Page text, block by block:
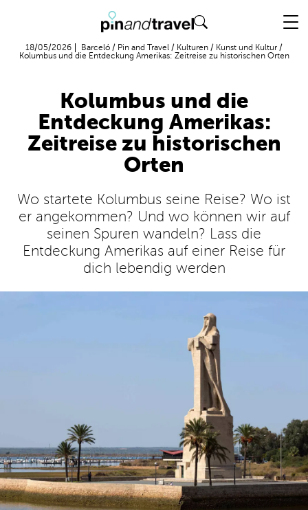
18/05/2026 Barceló / Pin and Travel / Kulturen / Kunst und Kultur /
Kolumbus und die Entdeckung Amerikas: Zeitreise zu historischen Orten
Kolumbus und die
Entdeckung Amerikas:
Zeitreise zu historischen
Orten
Wo startete Kolumbus seine Reise? Wo ist
er angekommen? Und wo können wir auf
seinen Spuren wandeln? Lass die
Entdeckung Amerikas auf einer Reise für
dich lebendig werden